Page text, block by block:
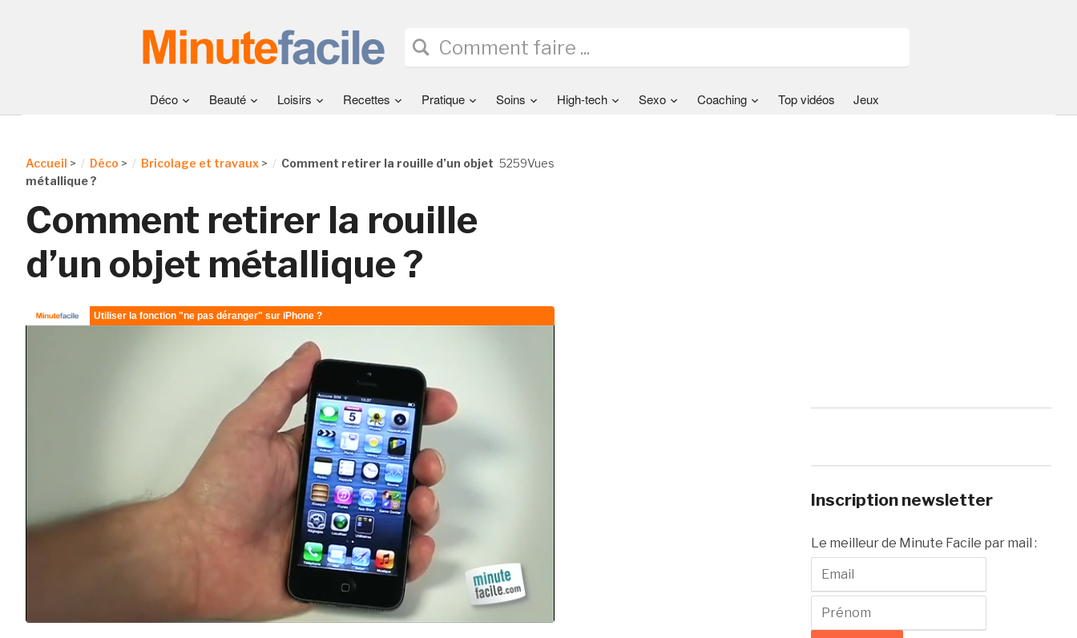
Déco Beauté Loisirs Recettes Pratique Soins High-tech Sexo Coaching Top vidéos Jeux
5259Vues
Accueil > Déco > Bricolage et travaux>
Comment retirer la rouille d’un objet
métallique ?
Comment retirer la rouille
d’un objet métallique ?
Inscription newsletter
Le meilleur de Minute Facile par mail :